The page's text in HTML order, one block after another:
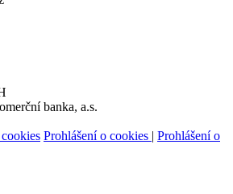
banka, a.s.
Prohlášení o cookies | Prohlášení o